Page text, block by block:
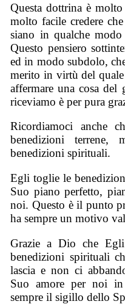
Questa dottrina è
molto facile credere
siano in qualche
Questo pensiero
ed in modo subdolo,
merito in virtù del
affermare una cosa del
riceviamo è per pura
Ricordiamoci anche
benedizioni
benedizioni spirituali.
Egli toglie le
Suo piano perfetto,
noi. Questo è il punto
ha sempre un motivo
Grazie a Dio che
benedizioni spirituali
lascia e non ci
Suo amore per noi
sempre il sigillo dello